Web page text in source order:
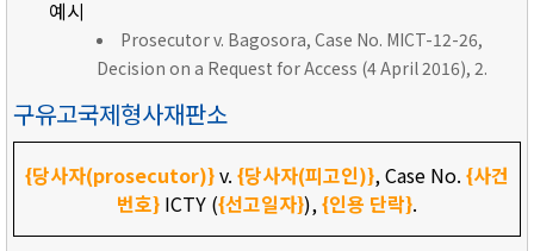
예시
Prosecutor v. Bagosora, Case No. MICT-12-26,
Decision on a Request for Access (4 April 2016), 2.
구유고국제형사재판소
{당사자(prosecutor)}v. {당사자(피고인)}, Case No. {사건
번호} ICTY ({선고일자}),{인용 단락}.